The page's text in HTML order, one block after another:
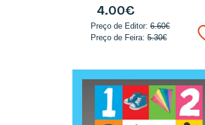
4.00€
Preço de Editor: 6.60€
Preço de Feira: 5.30€